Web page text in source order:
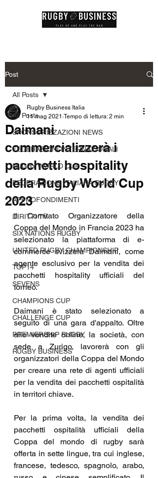
Post
All Posts
SPONSORIZZAZIONI NEWS
FEDERAZIONI INTERNAZIONALI
RUGBY WORLD CUP
FEDERAZIONE ITALIANA RUGBY
APPROFONDIMENTI
DIRITTI TV
SIX NATIONS RUGBY
UNITED RUGBY CHAMPIONSHIP
TOP14
SEVENS
CHAMPIONS CUP
CHALLENGE CUP
PREMIERSHIP RUGBY
RUGBY BUSINESS
All Posts
Daimani
commercializzerà i
pacchetti hospitality
della Rugby World Cup
2023
Rugby Business Italia
11 mag 2021 Tempo di lettura: 2 min
Il Comitato Organizzatore della
Coppa del Mondo in Francia 2023 ha
selezionato la piattaforma di e-
commerce svizzera Daimani, come
agente esclusivo per la vendita dei
pacchetti hospitality ufficiali del
torneo.
Daimani è stato selezionato a
seguito di una gara d'appalto. Oltre
alle vendite online, la società, con
sede a Zurigo, lavorerà con gli
organizzatori della Coppa del Mondo
per creare una rete di agenti ufficiali
per la vendita dei pacchetti ospitalità
in territori chiave.
Per la prima volta, la vendita dei
pacchetti ospitalità ufficiali della
Coppa del mondo di rugby sarà
offerta in sette lingue, tra cui inglese,
francese, tedesco, spagnolo, arabo,